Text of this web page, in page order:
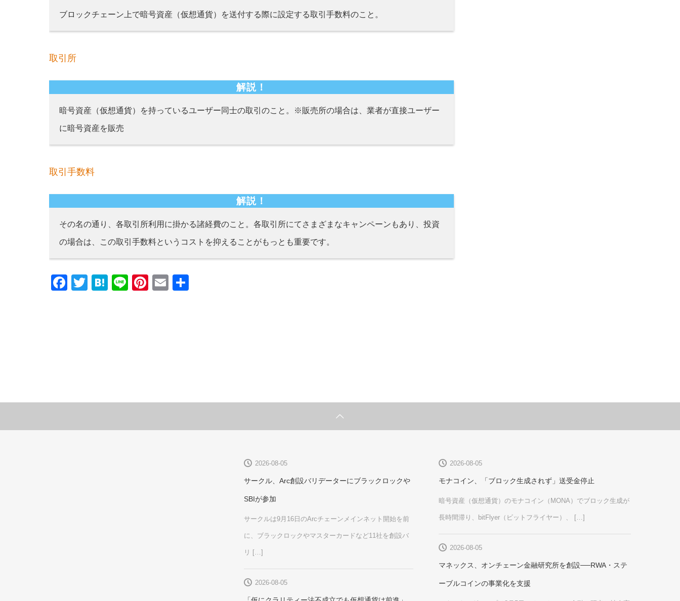
ブロックチェーン上で暗号資産（仮想通貨）を送付する際に設定する取引手数料のこと。
取引所
解説！
暗号資産（仮想通貨）を持っているユーザー同士の取引のこと。※販売所の場合は、業者が直接ユーザー
に暗号資産を販売
取引手数料
解説！
その名の通り、各取引所利用に掛かる諸経費のこと。各取引所にてさまざまなキャンペーンもあり、投資
の場合は、この取引手数料というコストを抑えることがもっとも重要です。
Facebook
Twitter
Hatena
LinePinterest
Email
サークル、Arc創設バリデーターにブラックロックや
SBIが参加
2026-08-05
サークルは9月16日のArcチェーンメインネット開始を前
に、ブラックロックやマスターカードなど11社を創設バ
リ […]
2026-08-05
モナコイン、「ブロック生成されず」送受金停止
2026-08-05
暗号資産（仮想通貨）のモナコイン（MONA）でブロック生成が
長時間滞り、bitFlyer（ビットフライヤー）、 […]
マネックス、オンチェーン金融研究所を創設──RWA・ステ
ーブルコインの事業化を支援
2026-08-05